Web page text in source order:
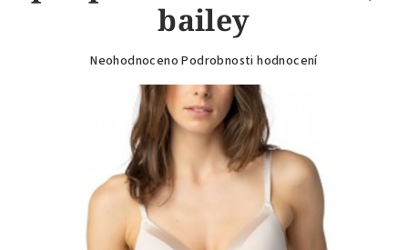
bailey
Průměrné
produktu
hvězdiček.
Neohodnoceno Podrobnosti hodnocení